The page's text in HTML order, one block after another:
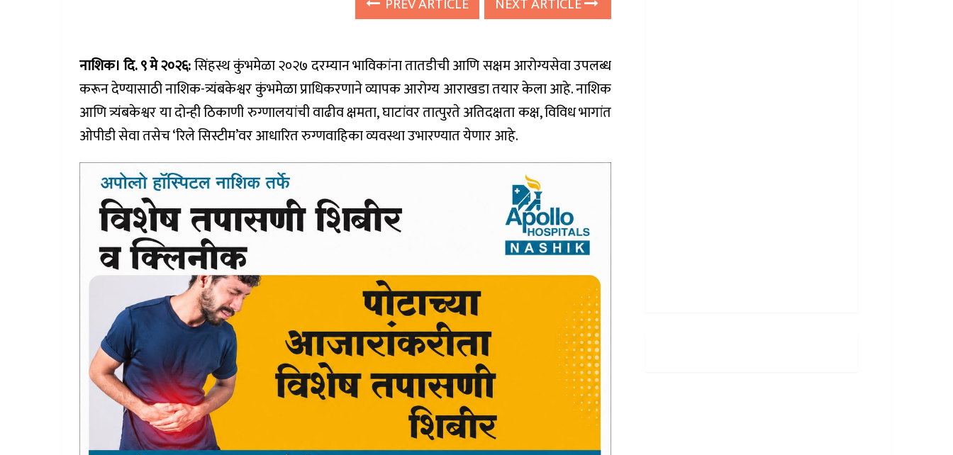
नाशिक। दि. ९ मे २०२६:सिंहस्थ कुंभमेळा २०२७ दरम्यान भाविकांना तातडीची आणि सक्षम आरोग्यसेवा उपलब्ध
करून देण्यासाठी नाशिक-त्र्यंबकेश्वर कुंभमेळा प्राधिकरणाने व्यापक आरोग्य आराखडा तयार केला आहे. नाशिक
आणि त्र्यंबकेश्वर या दोन्ही ठिकाणी रुग्णालयांची वाढीव क्षमता, घाटांवर तात्पुरते अतिदक्षता कक्ष, विविध भागांत
ओपीडी सेवा तसेच ‘रिले सिस्टीम’वर आधारित रुग्णवाहिका व्यवस्था उभारण्यात येणार आहे.